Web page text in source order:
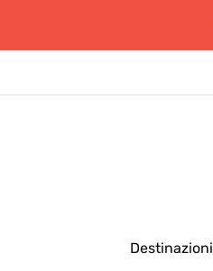
Destinazioni